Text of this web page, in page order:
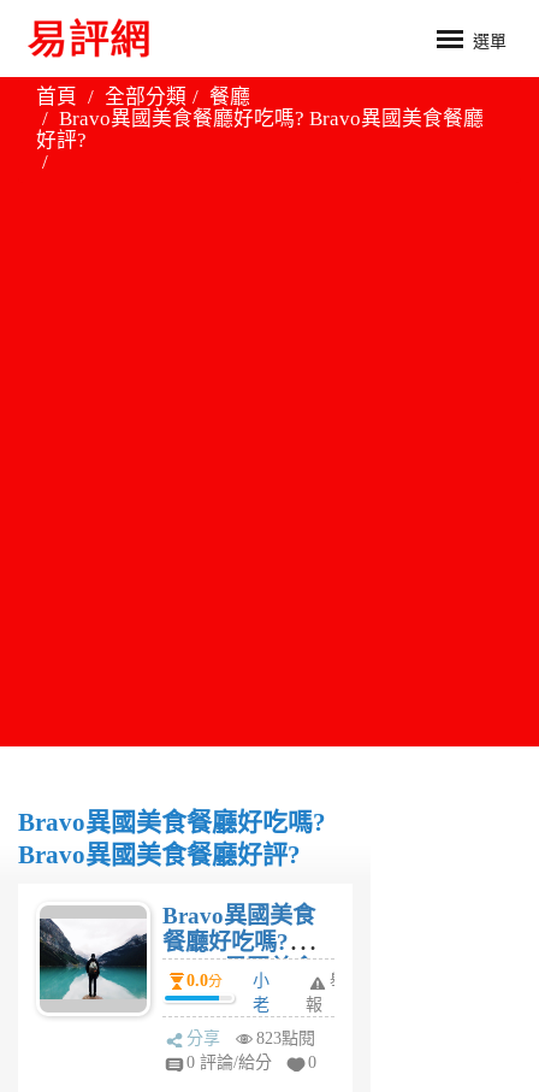
選單
首頁 全部分類
餐廳
Bravo異國美食餐廳好吃嗎? Bravo異國美食餐廳
好評?
Bravo異國美食餐廳好吃嗎?
Bravo異國美食餐廳好評?
Bravo異國美食
餐廳好吃嗎?
Bravo異國美食
餐廳好評?
0.0分
小
老
虎
6
舉
報
分享
823點閱
0 評論/給分
0